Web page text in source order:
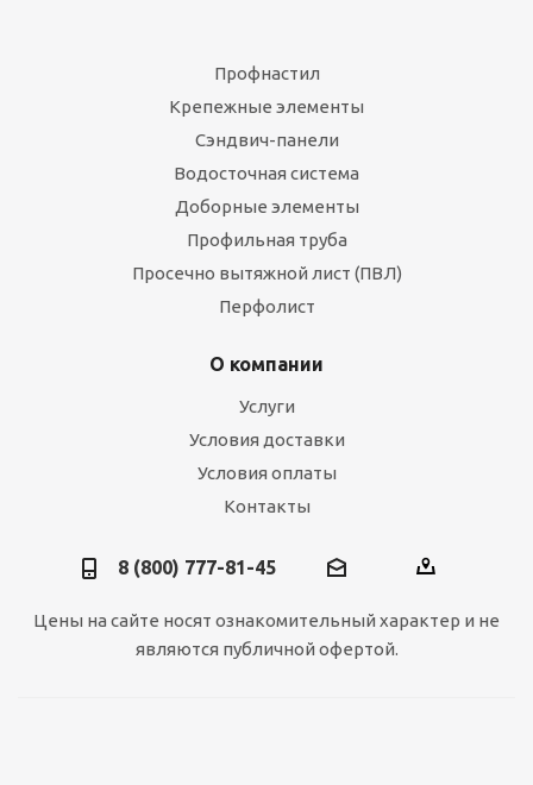
Профнастил
Крепежные элементы
Сэндвич-панели
Водосточная система
Доборные элементы
Профильная труба
Просечно вытяжной лист (ПВЛ)
Перфолист
О компании
Услуги
Условия доставки
Условия оплаты
Контакты
8 (800) 777-81-45
Цены на сайте носят ознакомительный характер и не
являются публичной офертой.